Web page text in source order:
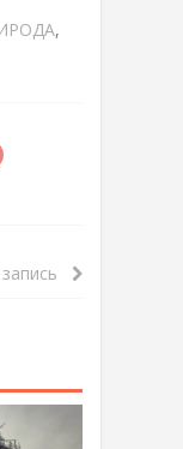
,